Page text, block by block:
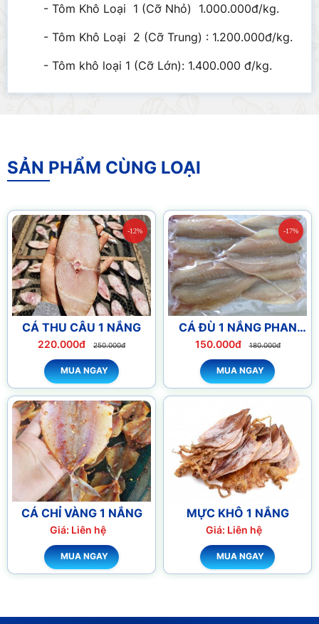
- Tôm Khô Loại 1 (Cỡ Nhỏ) 1.000.000đ/kg.
- Tôm Khô Loại 2 (Cỡ Trung) : 1.200.000đ/kg.
- Tôm khô loại 1 (Cỡ Lớn): 1.400.000 đ/kg.
SẢN PHẨM CÙNG LOẠI
-12%
CÁ THU CÂU 1 NẮNG
220.000đ 250.000đ
MUA NGAY
-17%
CÁ ĐÙ 1 NẮNG PHAN
THIẾT
150.000đ 180.000đ
MUA NGAY
CÁ CHỈ VÀNG 1 NẮNG
Giá: Liên hệ
MUA NGAY
MỰC KHÔ 1 NẮNG
Giá: Liên hệ
MUA NGAY